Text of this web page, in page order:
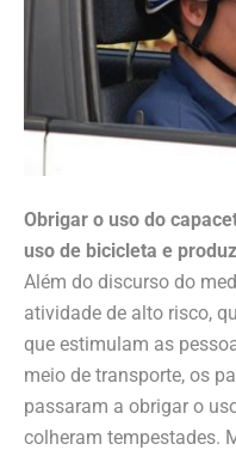
Obrigar o uso do
uso de bicicleta e
Além do discurso do
atividade de alto risco,
que estimulam as
meio de transporte, os
passaram a obrigar o
colheram tempestades.